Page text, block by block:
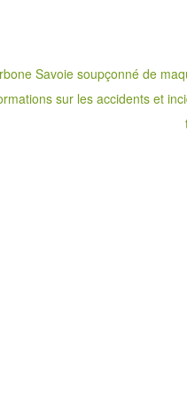
Savoie soupçonné de
sur les accidents et